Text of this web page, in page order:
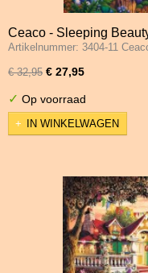
Ceaco - Sleeping
Stukjes Schade 4
Artikelnummer: 3404-11
€ 32,95 € 27,95
✓ Op voorraad
IN WINKELWAGEN